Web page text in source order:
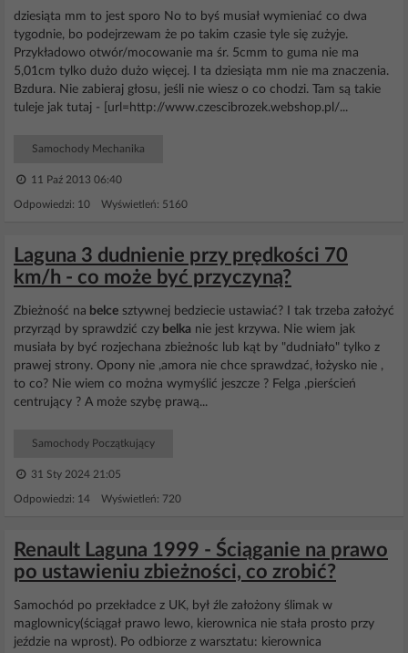
dziesiąta mm to jest sporo No to byś musiał wymieniać co dwa
tygodnie, bo podejrzewam że po takim czasie tyle się zużyje.
Przykładowo otwór/mocowanie ma śr. 5cmm to guma nie ma
5,01cm tylko dużo dużo więcej. I ta dziesiąta mm nie ma znaczenia.
Bzdura. Nie zabieraj głosu, jeśli nie wiesz o co chodzi. Tam są takie
tuleje jak tutaj - [url=http://www.czescibrozek.webshop.pl/...
Samochody Mechanika
11 Paź 2013 06:40
Odpowiedzi: 10 Wyświetleń: 5160
Laguna 3 dudnienie przy prędkości 70
km/h - co może być przyczyną?
Zbieżność na belce sztywnej bedziecie ustawiać? I tak trzeba założyć
przyrząd by sprawdzić czy belka nie jest krzywa. Nie wiem jak
musiała by być rozjechana zbieżnośc lub kąt by "dudniało" tylko z
prawej strony. Opony nie ,amora nie chce sprawdzać, łożysko nie ,
to co? Nie wiem co można wymyślić jeszcze ? Felga ,pierścień
centrujący ? A może szybę prawą...
Samochody Początkujący
31 Sty 2024 21:05
Odpowiedzi: 14 Wyświetleń: 720
Renault Laguna 1999 - Ściąganie na prawo
po ustawieniu zbieżności, co zrobić?
Samochód po przekładce z UK, był źle założony ślimak w
maglownicy(ściągał prawo lewo, kierownica nie stała prosto przy
jeździe na wprost). Po odbiorze z warsztatu: kierownica